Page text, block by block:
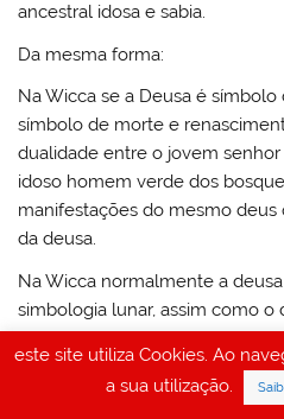
ancestral idosa e sabia.
Da mesma forma:
Na Wicca se a Deusa é
símbolo de morte e
dualidade entre o jovem
idoso homem verde dos
manifestações do mesmo
da deusa.
Na Wicca normalmente a
simbologia lunar, assim como o
ao princípio solar.
Na Wicca nós honramos a
nossa Mãe, assim como á Lua,
este site utiliza Cookies. Ao
a sua utilização.